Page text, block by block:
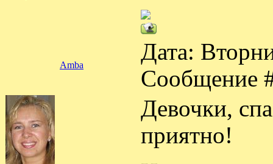
Amba
Дата:
Сообщение
Девочки,
приятно!